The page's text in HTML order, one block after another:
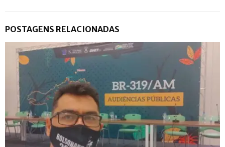
POSTAGENS RELACIONADAS